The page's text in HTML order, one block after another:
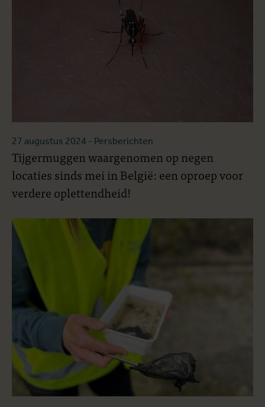
27 augustus 2024 - Persberichten
Tijgermuggen waargenomen op negen
locaties sinds mei in België: een oproep voor
verdere oplettendheid!